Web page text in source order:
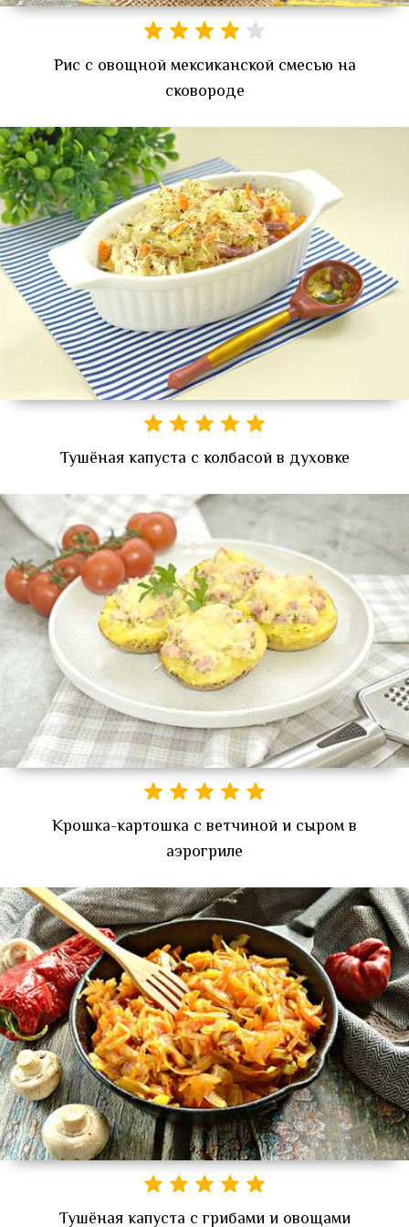
Рис с овощной мексиканской смесью на
сковороде
Тушёная капуста с колбасой в духовке
Крошка-картошка с ветчиной и сыром в
аэрогриле
Тушёная капуста с грибами и овощами